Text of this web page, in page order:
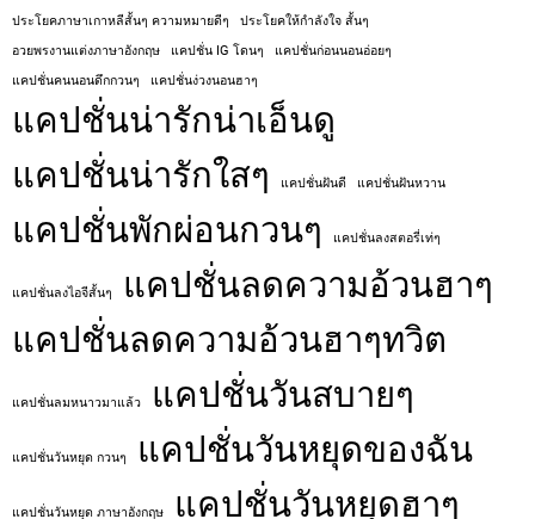
ประโยคภาษาเกาหลีสั้นๆ ความหมายดีๆ
ประโยคให้กําลังใจ สั้นๆ
อวยพรงานแต่งภาษาอังกฤษ
แคปชั่น IG โดนๆ
แคปชั่นก่อนนอนอ่อยๆ
แคปชั่นคนนอนดึกกวนๆ
แคปชั่นง่วงนอนฮาๆ
แคปชั่นน่ารักน่าเอ็นดู
แคปชั่นน่ารักใสๆ
แคปชั่นฝันดี แคปชั่นฝันหวาน
แคปชั่นพักผ่อนกวนๆ แคปชั่นลงสตอรี่เท่ๆ
แคปชั่นลงไอจีสั้นๆ
แคปชั่นลดความอ้วนฮาๆ
แคปชั่นลดความอ้วนฮาๆทวิต
แคปชั่นลมหนาวมาแล้ว แคปชั่นวันสบายๆ
แคปชั่นวันหยุด กวนๆ แคปชั่นวันหยุดของฉัน
แคปชั่นวันหยุด ภาษาอังกฤษ แคปชั่นวันหยุดฮาๆ